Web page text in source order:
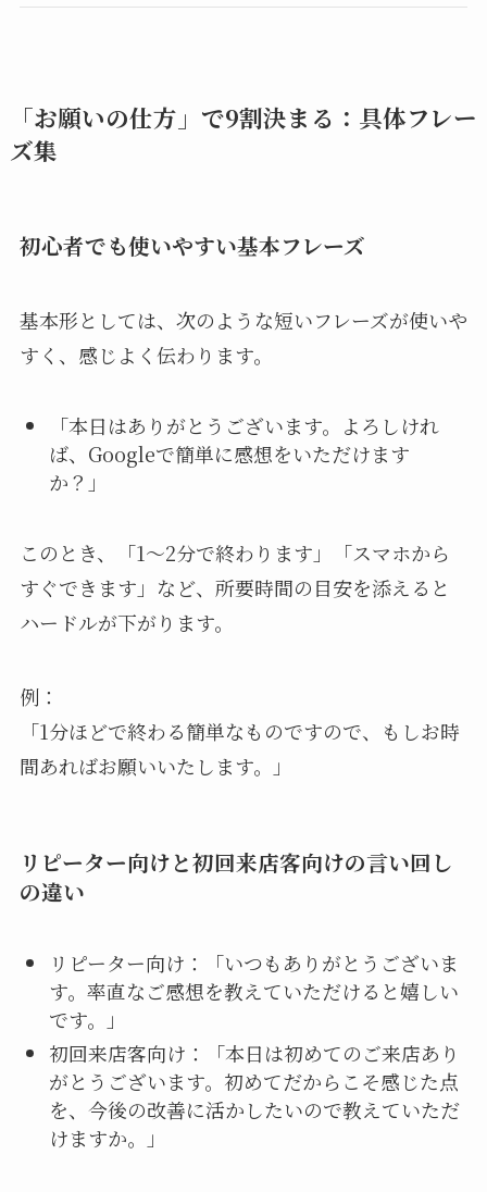
「お願いの仕方」で9割決まる：具体フレー
ズ集
初心者でも使いやすい基本フレーズ
基本形としては、次のような短いフレーズが使いや
すく、感じよく伝わります。
「本日はありがとうございます。よろしけれ
ば、Googleで簡単に感想をいただけます
か？」
このとき、「1〜2分で終わります」「スマホから
すぐできます」など、所要時間の目安を添えると
ハードルが下がります。
例：
「1分ほどで終わる簡単なものですので、もしお時
間あればお願いいたします。」
リピーター向けと初回来店客向けの言い回し
の違い
リピーター向け：「いつもありがとうございま
す。率直なご感想を教えていただけると嬉しい
です。」
初回来店客向け：「本日は初めてのご来店あり
がとうございます。初めてだからこそ感じた点
を、今後の改善に活かしたいので教えていただ
けますか。」